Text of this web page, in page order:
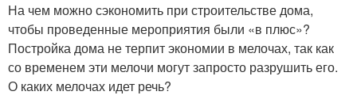
На чем можно сэкономить при строительстве дома,
чтобы проведенные мероприятия были «в плюс»?
Постройка дома не терпит экономии в мелочах, так как
со временем эти мелочи могут запросто разрушить его.
О каких мелочах идет речь?